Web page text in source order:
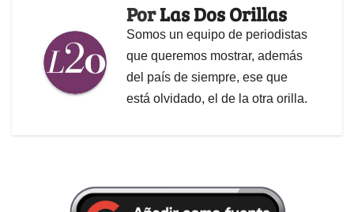
PorLas Dos Orillas
Somos un equipo de periodistas
que queremos mostrar, además
del país de siempre, ese que
está olvidado, el de la otra orilla.